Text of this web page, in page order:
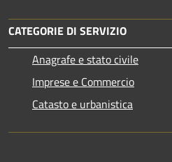
CATEGORIE DI SERVIZIO
Anagrafe e stato civile
Imprese e Commercio
Catasto e urbanistica